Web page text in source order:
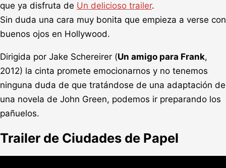
que ya disfruta de Un delicioso trailer.
Sin duda una cara muy bonita que empieza a verse con
buenos ojos en Hollywood.
Dirigida por Jake Schereirer (Un amigo para Frank,
2012) la cinta promete emocionarnos y no tenemos
ninguna duda de que tratándose de una adaptación de
una novela de John Green, podemos ir preparando los
pañuelos.
Trailer de Ciudades de Papel